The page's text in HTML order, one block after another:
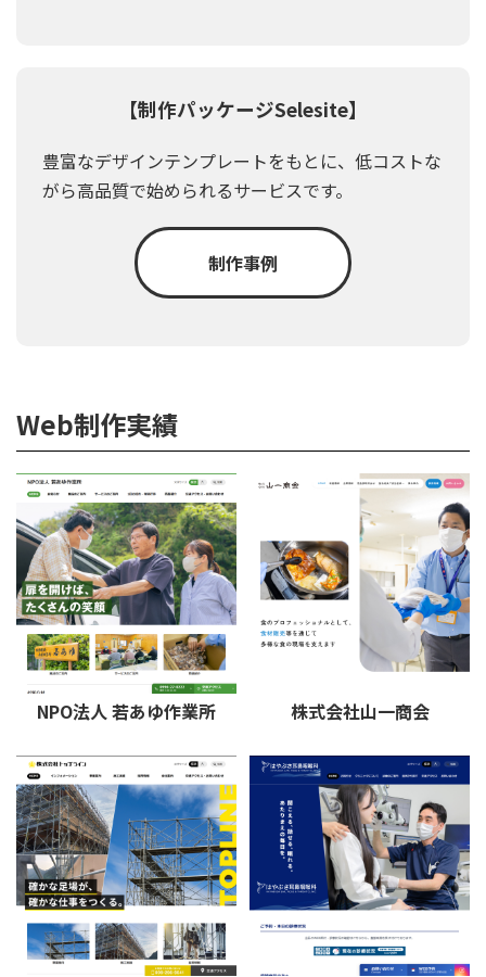
【制作パッケージSelesite】
豊富なデザインテンプレートをもとに、低コストな
がら高品質で始められるサービスです。
制作事例
Web制作実績
NPO法人 若あゆ作業所 株式会社山一商会